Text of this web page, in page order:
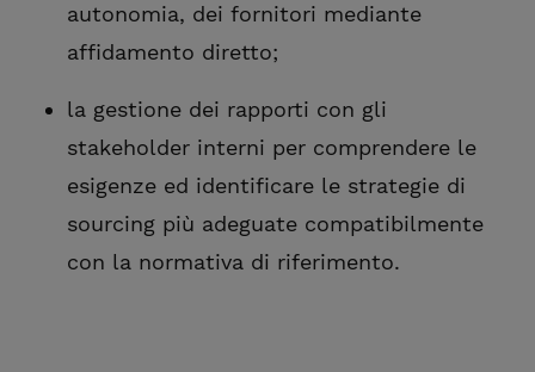
autonomia, dei fornitori mediante
affidamento diretto;
la gestione dei rapporti con gli
stakeholder interni per comprendere le
esigenze ed identificare le strategie di
sourcing più adeguate compatibilmente
con la normativa di riferimento.